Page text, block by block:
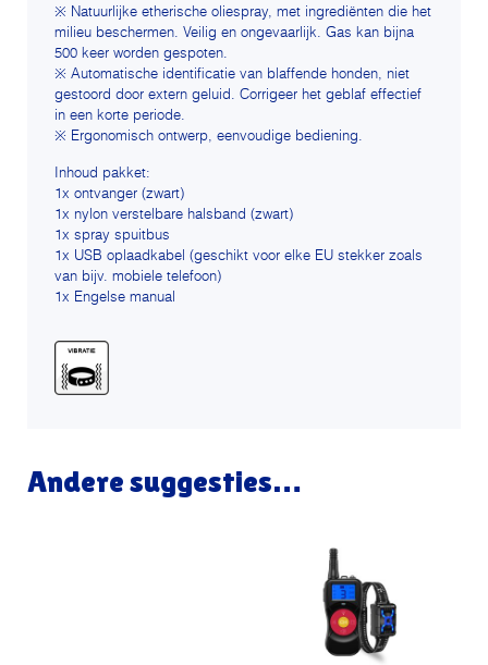
※ Natuurlijke etherische oliespray, met ingrediënten die het
milieu beschermen. Veilig en ongevaarlijk. Gas kan bijna
500 keer worden gespoten.
※ Automatische identificatie van blaffende honden, niet
gestoord door extern geluid. Corrigeer het geblaf effectief
in een korte periode.
※ Ergonomisch ontwerp, eenvoudige bediening.
Inhoud pakket:
1x ontvanger (zwart)
1x nylon verstelbare halsband (zwart)
1x spray spuitbus
1x USB oplaadkabel (geschikt voor elke EU stekker zoals
van bijv. mobiele telefoon)
1x Engelse manual
Andere suggesties…